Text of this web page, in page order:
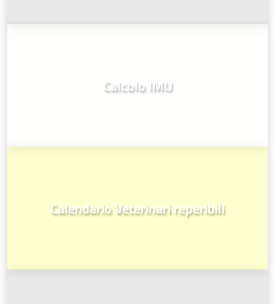
Calcolo IMU
Calendario Veterinari reperibili